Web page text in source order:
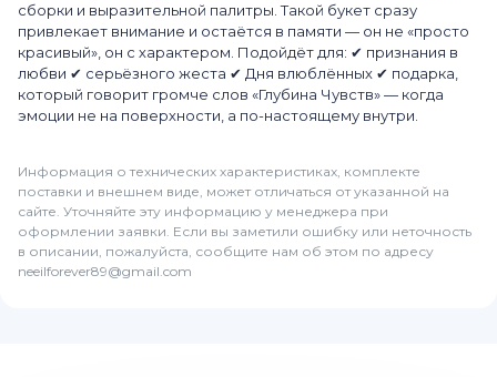
сборки и выразительной палитры. Такой букет сразу
привлекает внимание и остаётся в памяти — он не «просто
красивый», он с характером. Подойдёт для: ✔ признания в
любви ✔ серьёзного жеста ✔ Дня влюблённых ✔ подарка,
который говорит громче слов «Глубина Чувств» — когда
эмоции не на поверхности, а по-настоящему внутри.
Информация о технических характеристиках, комплекте
поставки и внешнем виде, может отличаться от указанной на
сайте. Уточняйте эту информацию у менеджера при
оформлении заявки. Если вы заметили ошибку или неточность
в описании, пожалуйста, сообщите нам об этом по адресу
neeilforever89@gmail.com